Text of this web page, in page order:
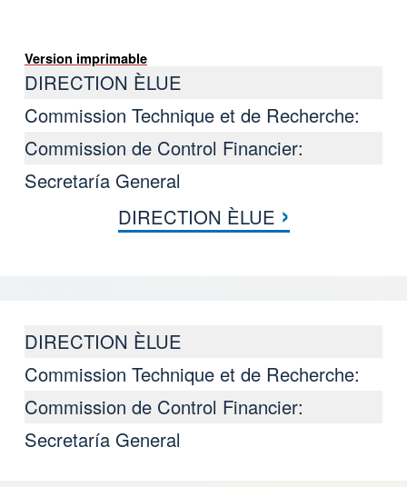
Version imprimable
DIRECTION ÈLUE
Commission Technique et de Recherche:
Commission de Control Financier:
Secretaría General
Liens transversaux de livre pour
DIRECTION ÈLUE ›
DIRECTION ÈLUE
Commission Technique et de Recherche:
Commission de Control Financier:
Secretaría General